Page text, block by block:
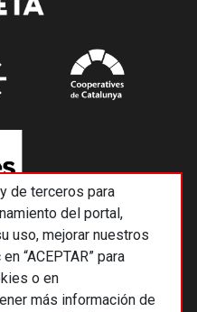
de terceros para
del portal,
uso, mejorar nuestros
“ACEPTAR” para
o en
más información de